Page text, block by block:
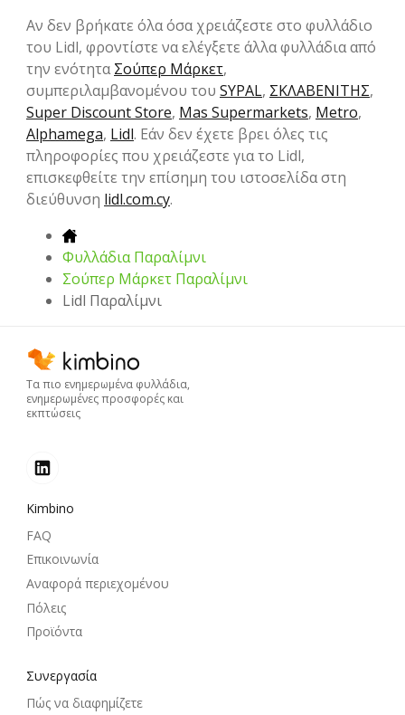
Αν δεν βρήκατε όλα όσα χρειάζεστε στο φυλλάδιο
του Lidl, φροντίστε να ελέγξετε άλλα φυλλάδια από
την ενότηταΣούπερ Μάρκετ,
συμπεριλαμβανομένου του SYPAL, ΣΚΛΑΒΕΝΙΤΗΣ,
Super Discount Store, Mas Supermarkets, Metro,
Alphamega, Lidl. Εάν δεν έχετε βρει όλες τις
πληροφορίες που χρειάζεστε για το Lidl,
επισκεφθείτε την επίσημη του ιστοσελίδα στη
διεύθυνση lidl.com.cy.
Φυλλάδια Παραλίμνι
Σούπερ Μάρκετ Παραλίμνι
Lidl Παραλίμνι
Τα πιο ενημερωμένα φυλλάδια,
ενημερωμένες προσφορές και
εκπτώσεις
Kimbino
FAQ
Επικοινωνία
Αναφορά περιεχομένου
Πόλεις
Προϊόντα
Συνεργασία
Πώς να διαφημίζετε